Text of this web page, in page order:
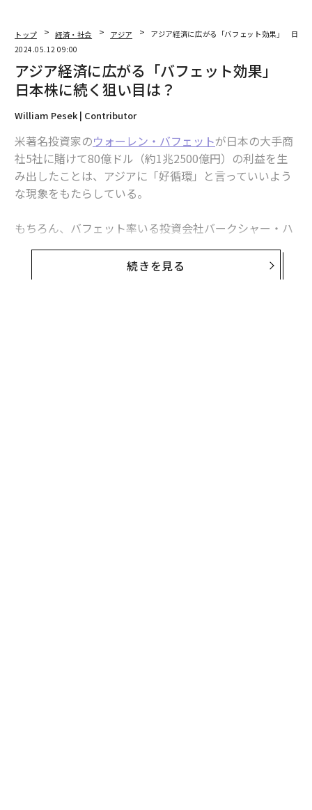
トップ 経済・社会 アジア
アジア経済に広がる「バフェット効果」 日本
2024.05.12 09:00
アジア経済に広がる「バフェット効果」
日本株に続く狙い目は？
William Pesek | Contributor
米著名投資家のウォーレン・バフェットが日本の大手商
社5社に賭けて80億ドル（約1兆2500億円）の利益を生
み出したことは、アジアに「好循環」と言っていいよう
な現象をもたらしている。
もちろん、バフェット率いる投資会社バークシャー・ハ
サウェイが伊藤忠商事、丸紅、三菱商事、三井物産、住
友商事の株式への投資から生んだ利益というのは、「紙
の上」のもの（含み益）ではある。しかし、これらの未
続きを見る